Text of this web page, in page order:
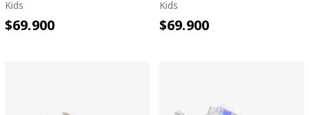
Kids
$69.900
Kids
$69.900